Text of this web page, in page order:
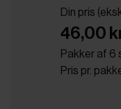
Din pris
46,00
Pakker af 6
Pris pr.